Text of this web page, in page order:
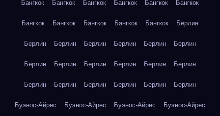
Бангкок Бангкок Бангкок Бангкок Бангкок Бангкок
Бангкок Бангкок Бангкок Бангкок Бангкок Берлин
Берлин Берлин Берлин Берлин Берлин Берлин
Берлин Берлин Берлин Берлин Берлин Берлин
Берлин Берлин Берлин Берлин Берлин Берлин
Буэнос-Айрес Буэнос-Айрес Буэнос-Айрес Буэнос-Айрес